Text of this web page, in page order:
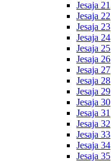
Jesaja 21
Jesaja 22
Jesaja 23
Jesaja 24
Jesaja 25
Jesaja 26
Jesaja 27
Jesaja 28
Jesaja 29
Jesaja 30
Jesaja 31
Jesaja 32
Jesaja 33
Jesaja 34
Jesaja 35